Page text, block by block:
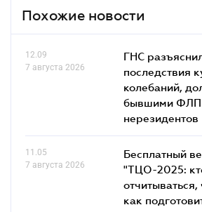
Похожие новости
12.09
7 августа 2026
ГНС
последствия
колебаний,
бывшими ФЛП
нерезидентов
11.05
7 августа 2026
Бесплатный
"ТЦО-2025:
как